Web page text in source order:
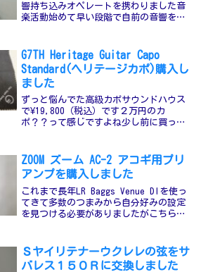
響持ち込みオペレートを携わりました音
楽活動始めて早い段階で自前の音響を揃
んどですが稀に音響のみでの依頼があり
ますちゃんとした謝礼が頂...
G7TH Heritage Guitar Capo
Standard(ヘリテージカポ)購入し
ました
ずっと悩んでた高級カポサウンドハウス
で¥19,800（税込）です２万円のカ
ポ？？って感じですよね少し前に買った
スが付いてます宝飾品の指輪みたいな扱
いですなるべく簡単...
ZOOM ズーム AC-2 アコギ用プリ
アンプを購入しました
これまで長年LR Baggs Venue DIを使っ
てきて多数のつまみから自分好みの設定
を見つける必要がありましたがこちらは
するギターに応じたソースを選択と書い
てありま...
Ｓヤイリテナーウクレレの弦をサ
バレス１５０Ｒに交換しました